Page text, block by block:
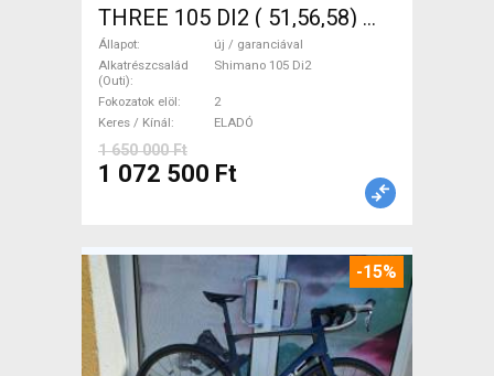
THREE 105 DI2 ( 51,56,58)
Országúti Shimano 105 Di2
tárcsafék új / garanciával
ELADÓ
Állapot
új / garanciával
Alkatrészcsalád
(Outi)
Shimano 105 Di2
Fokozatok elöl
2
Keres / Kínál
ELADÓ
1 650 000 Ft
1 072 500 Ft
-15%